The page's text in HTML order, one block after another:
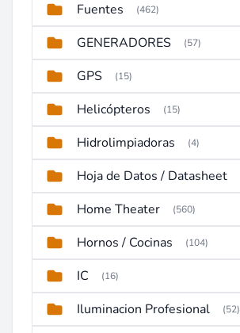
Fuentes (462)
GENERADORES (57)
GPS (15)
Helicópteros (15)
Hidrolimpiadoras (4)
Hoja de Datos / Datasheet
Home Theater (560)
Hornos / Cocinas (104)
IC (16)
Iluminacion Profesional (52)